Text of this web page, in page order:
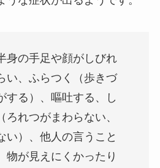
身の手足や顔がしびれ
い、ふらつく（歩きづ
する）、嘔吐する、し
ろれつがまわらない、
い）、他人の言うこと
物が見えにくかったり